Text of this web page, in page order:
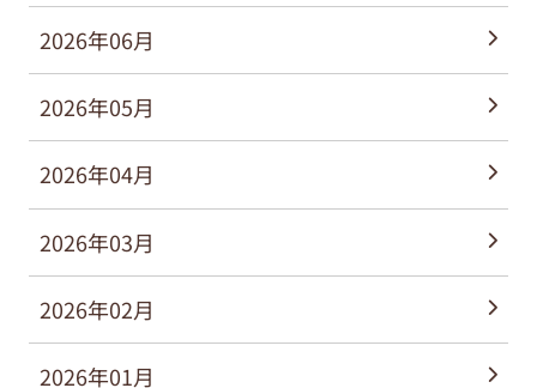
2026年06月
2026年05月
2026年04月
2026年03月
2026年02月
2026年01月